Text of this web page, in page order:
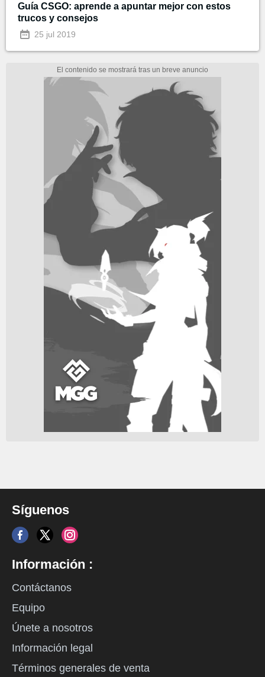
Guía CSGO: aprende a apuntar mejor con estos
trucos y consejos
25 jul 2019
Síguenos
Información :
Contáctanos
Equipo
Únete a nosotros
Información legal
Términos generales de venta